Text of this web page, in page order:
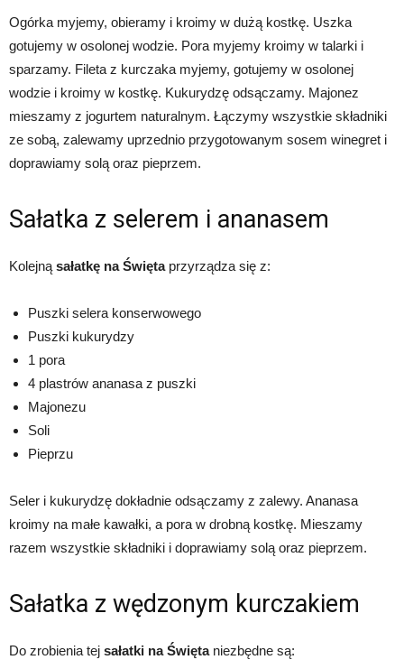
Ogórka myjemy, obieramy i kroimy w dużą kostkę. Uszka
gotujemy w osolonej wodzie. Pora myjemy kroimy w talarki i
sparzamy. Fileta z kurczaka myjemy, gotujemy w osolonej
wodzie i kroimy w kostkę. Kukurydzę odsączamy. Majonez
mieszamy z jogurtem naturalnym. Łączymy wszystkie składniki
ze sobą, zalewamy uprzednio przygotowanym sosem winegret i
doprawiamy solą oraz pieprzem.
Sałatka z selerem i ananasem
Kolejną sałatkę na Świętaprzyrządza się z:
Puszki selera konserwowego
Puszki kukurydzy
1 pora
4 plastrów ananasa z puszki
Majonezu
Soli
Pieprzu
Seler i kukurydzę dokładnie odsączamy z zalewy. Ananasa
kroimy na małe kawałki, a pora w drobną kostkę. Mieszamy
razem wszystkie składniki i doprawiamy solą oraz pieprzem.
Sałatka z wędzonym kurczakiem
Do zrobienia tej sałatki na Świętaniezbędne są: